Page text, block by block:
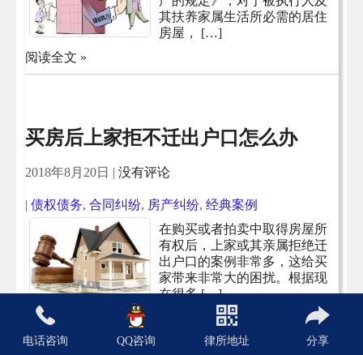
其扶养家属生活所必需的居住
房屋， […]
阅读全文 »
买房后上家拒不迁出户口怎么办
2018年8月20日 | 没有评论
| 债权债务, 合同纠纷, 房产纠纷, 经典案例
在购买或者拍卖中取得房屋所
有权后，上家或其亲属拒绝迁
出户口的案例非常多，这给买
家带来非常大的困扰。根据现
在很多 […]
阅读全文 »
电话咨询 QQ咨询 律所地址 分享